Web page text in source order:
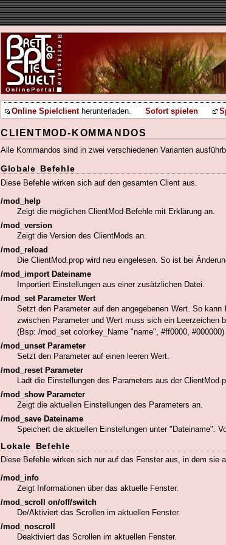
Online Spielclientherunterladen. Sofort spielen
CLIENTMOD-KOMMANDOS
Alle Kommandos sind in zwei verschiedenen Varianten
Globale Befehle
Diese Befehle wirken sich auf den gesamten Client aus.
/mod_help
Zeigt die möglichen ClientMod-Befehle mit Erklärung an.
/mod_version
Zeigt die Version des ClientMods an.
/mod_reload
Die ClientMod.prop wird neu eingelesen. So ist bei
/mod_import Dateiname
Importiert Einstellungen aus einer zusätzlichen Datei.
/mod_set Parameter Wert
Setzt den Parameter auf den angegebenen Wert. So
zwischen Parameter und Wert muss sich ein Leerzeichen
(Bsp: /mod_set colorkey_Name "name", #ff0000, #000000)
/mod_unset Parameter
Setzt den Parameter auf einen leeren Wert.
/mod_reset Parameter
Lädt die Einstellungen des Parameters aus der
/mod_show Parameter
Zeigt die aktuellen Einstellungen des Parameters an.
/mod_save Dateiname
Speichert die aktuellen Einstellungen unter "Dateiname".
Lokale Befehle
Diese Befehle wirken sich nur auf das Fenster aus, in dem sie
/mod_info
Zeigt Informationen über das aktuelle Fenster.
/mod_scroll on/off/switch
De/Aktiviert das Scrollen im aktuellen Fenster.
/mod_noscroll
Deaktiviert das Scrollen im aktuellen Fenster.